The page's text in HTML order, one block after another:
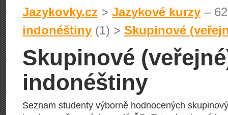
Jazykovky.cz > Jazykové kurzy –
indonéštiny (1) > Skupinové
Skupinové
indonéštiny
Seznam studenty výborně hodnocených